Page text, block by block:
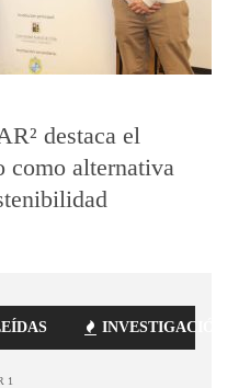
destaca el
como alternativa
INVESTIGACIÓN
1